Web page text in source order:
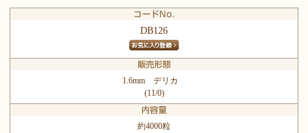
DB126
1.6mm デリカ
(11/0)
約4000粒